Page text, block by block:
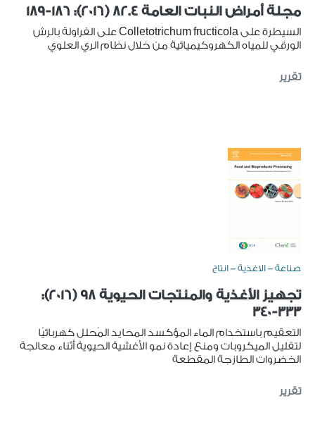
مجلة أمراض النبات العامة 82.4 (2016): 186-189
السيطرة على Colletotrichum fructicola على الفراولة بالرش
الورقي للمياه الكهروكيميائية من خلال نظام الري العلوي
تقرير
صناعة - الاغذية - انتاج
تجهيز الأغذية والمنتجات الحيوية 98 (2016):
333-340
التعقيم باستخدام الماء المؤكسد المحايد المُحلل كهربائيًا
لتقليل الميكروبات ومنع إعادة نمو الأغشية الحيوية أثناء معالجة
الخضروات الطازجة المقطعة
تقرير